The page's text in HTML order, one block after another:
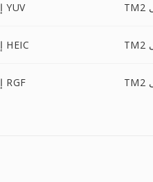
TM2 إلى YUV
TM2 إلى HEIC
TM2 إلى RGF